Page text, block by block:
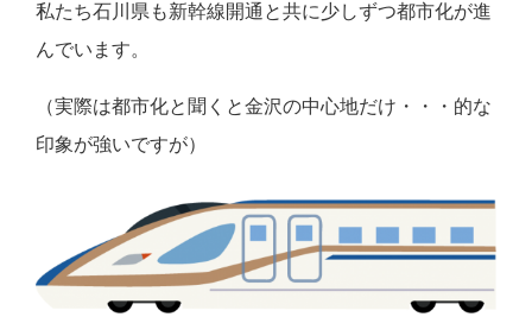
私たち石川県も新幹線開通と共に少しずつ都市化が進
んでいます。
（実際は都市化と聞くと金沢の中心地だけ・・・的な
印象が強いですが）